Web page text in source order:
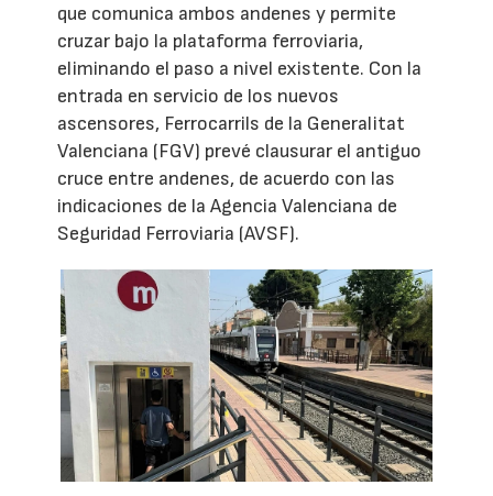
que comunica ambos andenes y permite
cruzar bajo la plataforma ferroviaria,
eliminando el paso a nivel existente. Con la
entrada en servicio de los nuevos
ascensores, Ferrocarrils de la Generalitat
Valenciana (FGV) prevé clausurar el antiguo
cruce entre andenes, de acuerdo con las
indicaciones de la Agencia Valenciana de
Seguridad Ferroviaria (AVSF).